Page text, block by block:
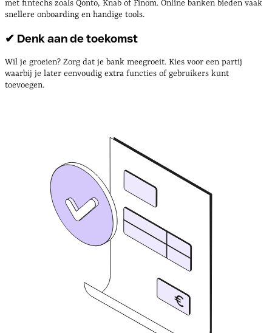
met fintechs zoals Qonto, Knab of Finom. Online banken bieden vaak
snellere onboarding en handige tools.
✔ Denk aan de toekomst
Wil je groeien? Zorg dat je bank meegroeit. Kies voor een partij
waarbij je later eenvoudig extra functies of gebruikers kunt
toevoegen.